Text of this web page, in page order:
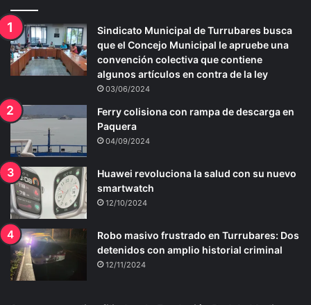
Sindicato Municipal de Turrubares busca
que el Concejo Municipal le apruebe una
convención colectiva que contiene
algunos artículos en contra de la ley
03/06/2024
Ferry colisiona con rampa de descarga en
Paquera
04/09/2024
Huawei revoluciona la salud con su nuevo
smartwatch
12/10/2024
Robo masivo frustrado en Turrubares: Dos
detenidos con amplio historial criminal
12/11/2024